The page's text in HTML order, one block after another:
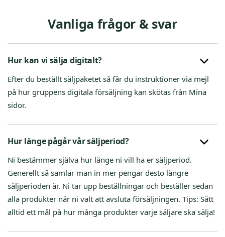
Vanliga frågor & svar
Hur kan vi sälja digitalt?
Efter du beställt säljpaketet så får du instruktioner via mejl
på hur gruppens digitala försäljning kan skötas från Mina
sidor.
Hur länge pågår vår säljperiod?
Ni bestämmer själva hur länge ni vill ha er säljperiod.
Generellt så samlar man in mer pengar desto längre
säljperioden är. Ni tar upp beställningar och beställer sedan
alla produkter när ni valt att avsluta försäljningen. Tips: Sätt
alltid ett mål på hur många produkter varje säljare ska sälja!